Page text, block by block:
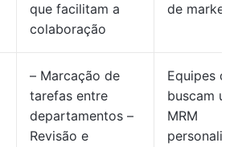
que facilitam a
colaboração
de
– Marcação de
tarefas entre
departamentos –
Revisão e
Equipes
buscam um
MRM